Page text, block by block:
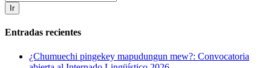
Ir
Entradas recientes
¿Chumuechi pingekey mapudungun mew?: Convocatoria